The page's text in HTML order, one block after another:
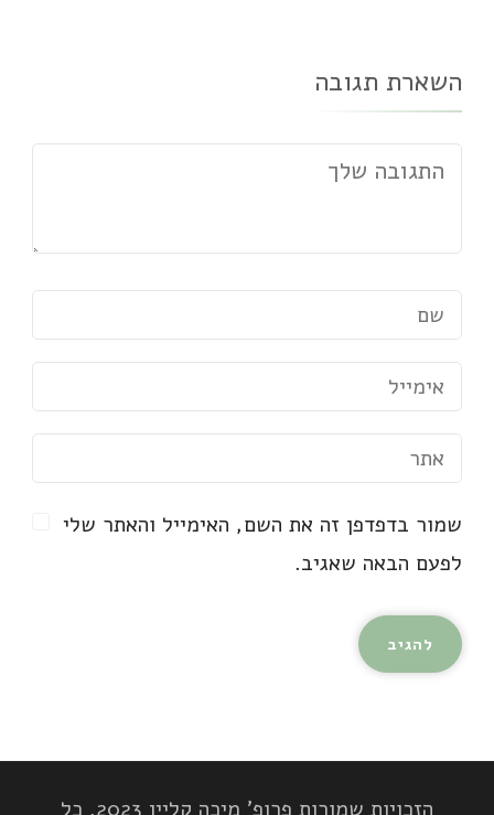
השארת תגובה
שמור בדפדפן זה את השם, האימייל והאתר שלי
לפעם הבאה שאגיב.
הזכויות שמורות פרופ' מיכה קליין 2023. כל